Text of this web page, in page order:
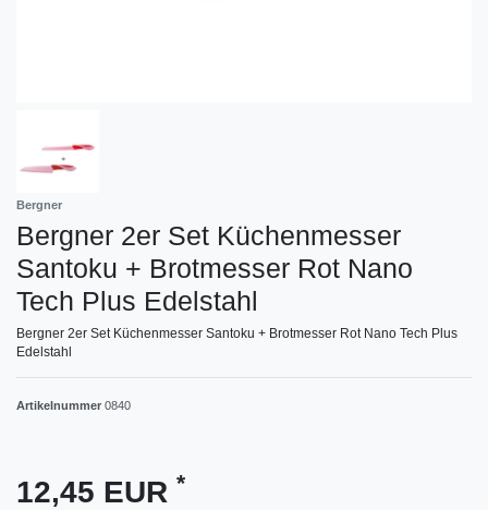
Bergner
Bergner 2er Set Küchenmesser
Santoku + Brotmesser Rot Nano
Tech Plus Edelstahl
Bergner 2er Set Küchenmesser Santoku + Brotmesser Rot Nano Tech Plus
Edelstahl
Artikelnummer 0840
12,45 EUR *